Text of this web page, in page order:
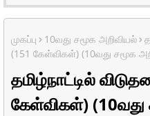
முகப்பு 10வது சமூக அறிவியல்
(151 கேள்விகள்) (10வது சமூக
தமிழ்நாட்டில்
கேள்விகள்) (10வது